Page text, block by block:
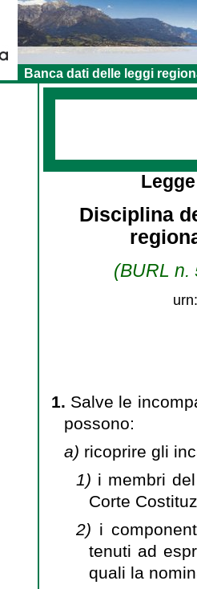
Banca dati delle leggi
Disciplina
(BURL n.
1. Salve le
possono:
a) ricoprire gli
1) i membri
Corte
2) i
tenuti ad
quali la